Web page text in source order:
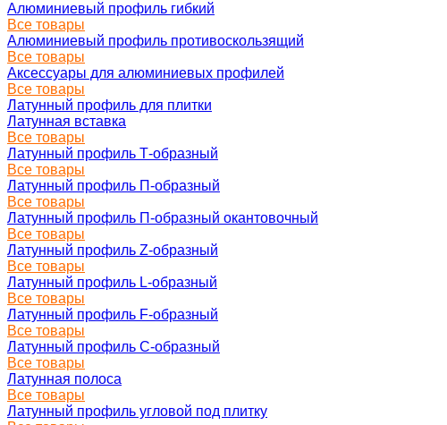
Алюминиевый профиль гибкий
Все товары
Алюминиевый профиль противоскользящий
Все товары
Аксессуары для алюминиевых профилей
Все товары
Латунный профиль для плитки
Латунная вставка
Все товары
Латунный профиль Т-образный
Все товары
Латунный профиль П-образный
Все товары
Латунный профиль П-образный окантовочный
Все товары
Латунный профиль Z-образный
Все товары
Латунный профиль L-образный
Все товары
Латунный профиль F-образный
Все товары
Латунный профиль C-образный
Все товары
Латунная полоса
Все товары
Латунный профиль угловой под плитку